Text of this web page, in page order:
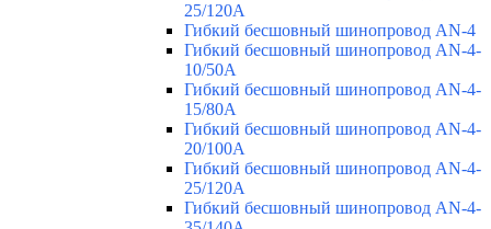
25/120A
Гибкий бесшовный шинопровод AN-4
Гибкий бесшовный шинопровод AN-4-
10/50A
Гибкий бесшовный шинопровод AN-4-
15/80A
Гибкий бесшовный шинопровод AN-4-
20/100A
Гибкий бесшовный шинопровод AN-4-
25/120A
Гибкий бесшовный шинопровод AN-4-